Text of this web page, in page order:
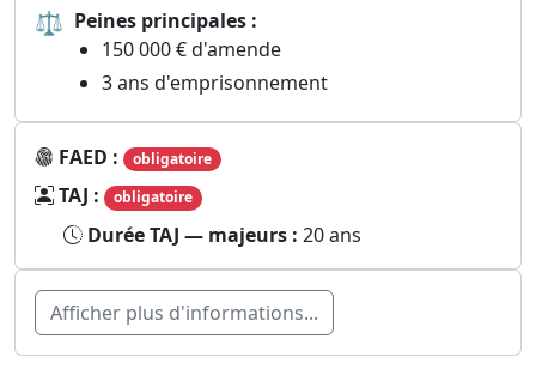
⚖ Peines principales :
150 000 € d'amende
3 ans d'emprisonnement
FAED : obligatoire
TAJ : obligatoire
Durée TAJ — majeurs : 20 ans
Afficher plus d'informations...